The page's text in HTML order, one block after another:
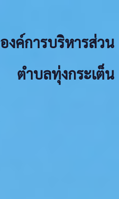
องค์การบริหารส่วน
ตำบลทุ่งกระเต็น